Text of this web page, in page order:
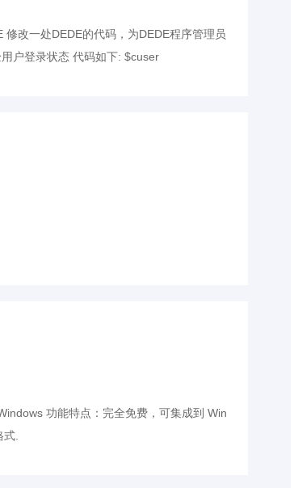
改一处DEDE的代码，为DEDE程序管理员
户登录状态 代码如下: $cuser
功能特点：完全免费，可集成到 Win
.